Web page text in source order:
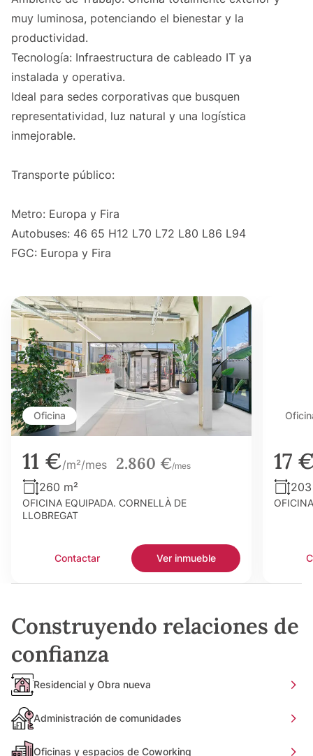
muy luminosa, potenciando el bienestar y la
productividad.
Tecnología: Infraestructura de cableado IT ya
instalada y operativa.
Ideal para sedes corporativas que busquen
representatividad, luz natural y una logística
inmejorable.
Transporte público:
Metro: Europa y Fira
Autobuses: 46 65 H12 L70 L72 L80 L86 L94
FGC: Europa y Fira
Oficina
11 €/m²/mes 2.860 €/mes
260 m²
OFICINA EQUIPADA. CORNELLÀ DE
LLOBREGAT
Contactar Ver inmueble
17
Construyendo relaciones de
confianza
Residencial y Obra nueva
Administración de comunidades
Oficinas y espacios de Coworking